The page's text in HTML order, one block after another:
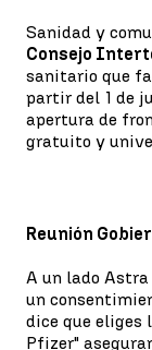
Sanidad y
Consejo
sanitario que
partir del 1 de
apertura de
gratuito y
Reunión
A un lado
un
dice que eliges
Pfizer"